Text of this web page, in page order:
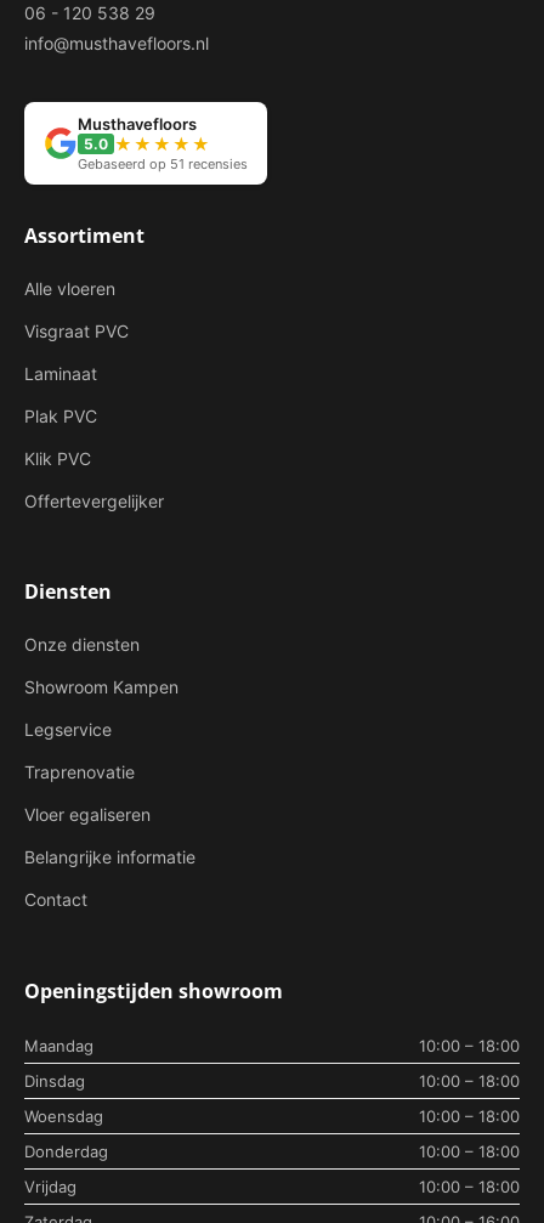
06 - 120 538 29
info@musthavefloors.nl
Musthavefloors
5.0 ★★★★★
Gebaseerd op 51 recensies
Assortiment
Alle vloeren
Visgraat PVC
Laminaat
Plak PVC
Klik PVC
Offertevergelijker
Diensten
Onze diensten
Showroom Kampen
Legservice
Traprenovatie
Vloer egaliseren
Belangrijke informatie
Contact
Openingstijden showroom
Maandag
10:00 – 18:00
Dinsdag
10:00 – 18:00
Woensdag
10:00 – 18:00
Donderdag
10:00 – 18:00
Vrijdag
10:00 – 18:00